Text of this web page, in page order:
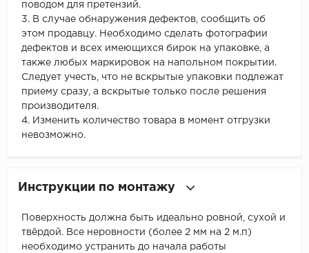
поводом для претензий.
3. В случае обнаружения дефектов, сообщить об
этом продавцу. Необходимо сделать фотографии
дефектов и всех имеющихся бирок на упаковке, а
также любых маркировок на напольном покрытии.
Следует учесть, что не вскрытые упаковки подлежат
приему сразу, а вскрытые только после решения
производителя.
4. Изменить количество товара в момент отгрузки
невозможно.
Инструкции по монтажу
Поверхность должна быть идеально ровной, сухой и
твёрдой. Все неровности (более 2 мм на 2 м.п)
необходимо устранить до начала работы